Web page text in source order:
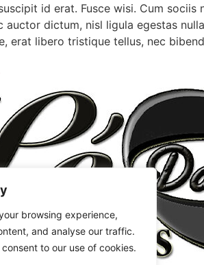
browsing experience,
and analyse our traffic.
to our use of cookies.
id erat. Fusce wisi. Cum
auctor dictum, nisl ligula egestas
erat libero tristique tellus, nec